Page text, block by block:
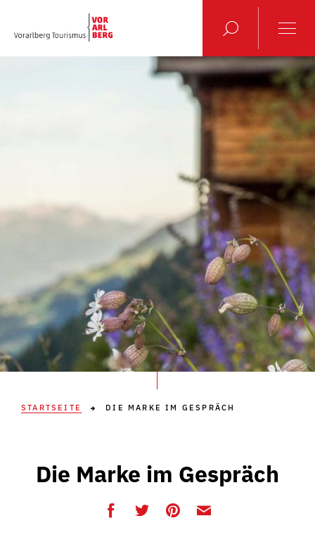
STARTSEITE DIE MARKE IM GESPRÄCH
Die Marke im Gespräch